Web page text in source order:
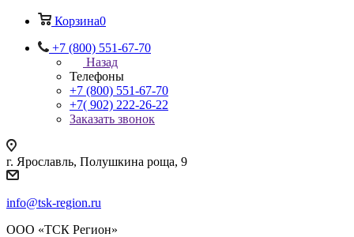
Корзина0
+7 (800) 551-67-70
Назад
Телефоны
+7 (800) 551-67-70
+7( 902) 222-26-22
Заказать звонок
г. Ярославль, Полушкина роща, 9
info@tsk-region.ru
ООО «ТСК Регион»